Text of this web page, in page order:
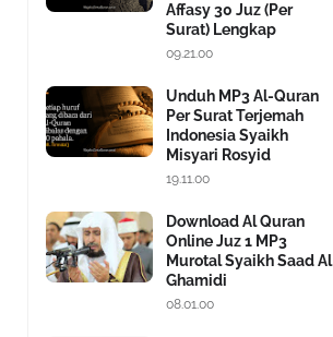
Affasy 30 Juz (Per
Surat) Lengkap
09.21.00
Unduh MP3 Al-Quran
Per Surat Terjemah
Indonesia Syaikh
Misyari Rosyid
19.11.00
Download Al Quran
Online Juz 1 MP3
Murotal Syaikh Saad Al
Ghamidi
08.01.00